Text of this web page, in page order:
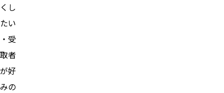
くし
たい
・受
取者
が好
みの